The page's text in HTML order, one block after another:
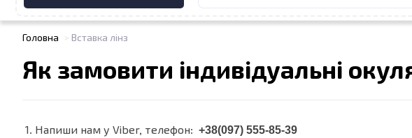
Головна Вставка лінз
Як замовити індивідуальні
1. Напиши нам у Viber, телефон: +38(097) 555-85-39